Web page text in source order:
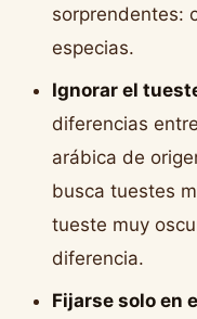
sorprendentes:
especias.
Ignorar el
diferencias
arábica de
busca tuestes
tueste muy
diferencia.
Fijarse solo en